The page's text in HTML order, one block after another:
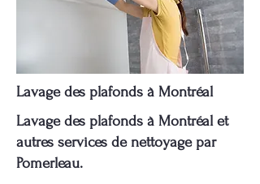
Lavage des plafonds à Montréal
Lavage des plafonds à Montréal et
autres services de nettoyage par
Pomerleau.